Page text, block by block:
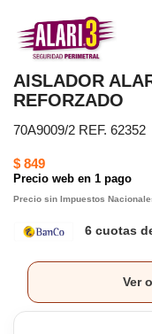
AISLADOR
REFORZADO
70A9009/2 REF. 62352
$ 849
Precio web en 1 pago
Precio sin Impuestos
6 cuotas
Ver